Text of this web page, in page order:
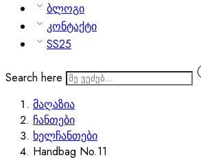
ბლოგი
კონტაქტი
SS25
Search here
მაღაზია
ჩანთები
ხელჩანთები
Handbag No.11